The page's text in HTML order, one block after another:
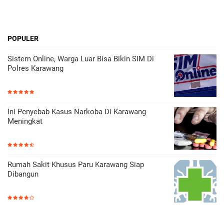
POPULER
Sistem Online, Warga Luar Bisa Bikin SIM Di
Polres Karawang
Ini Penyebab Kasus Narkoba Di Karawang
Meningkat
Rumah Sakit Khusus Paru Karawang Siap
Dibangun